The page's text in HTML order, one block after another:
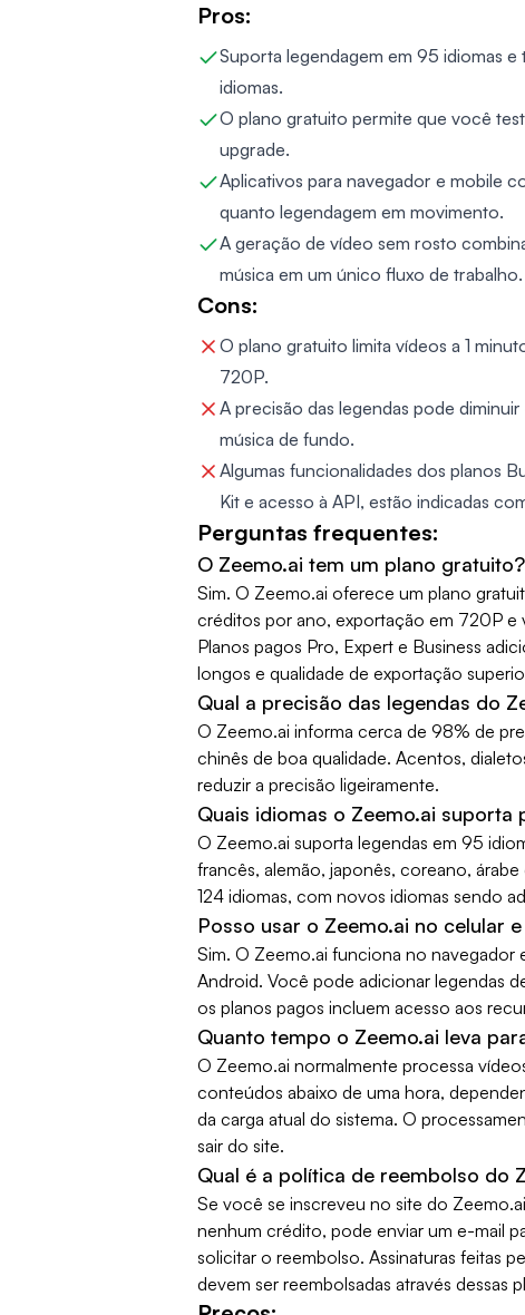
Pros:
Suporta legendagem em 95 idiomas e
idiomas.
O plano gratuito permite que você
upgrade.
Aplicativos para navegador e mobile
quanto legendagem em movimento.
A geração de vídeo sem rosto
música em um único fluxo de trabalho.
Cons:
O plano gratuito limita vídeos a 1
720P.
A precisão das legendas pode
música de fundo.
Algumas funcionalidades dos planos
Kit e acesso à API, estão indicadas
Perguntas frequentes:
O Zeemo.ai tem um plano gratuito?
Sim. O Zeemo.ai oferece um plano
créditos por ano, exportação em 720P e
Planos pagos Pro, Expert e Business
longos e qualidade de exportação
Qual a precisão das legendas do
O Zeemo.ai informa cerca de 98% de
chinês de boa qualidade. Acentos,
reduzir a precisão ligeiramente.
Quais idiomas o Zeemo.ai suporta
O Zeemo.ai suporta legendas em 95
francês, alemão, japonês, coreano,
124 idiomas, com novos idiomas sendo
Posso usar o Zeemo.ai no celular
Sim. O Zeemo.ai funciona no navegador
Android. Você pode adicionar legendas
os planos pagos incluem acesso aos
Quanto tempo o Zeemo.ai leva
O Zeemo.ai normalmente processa
conteúdos abaixo de uma hora,
da carga atual do sistema. O
sair do site.
Qual é a política de reembolso do
Se você se inscreveu no site do
nenhum crédito, pode enviar um e-mail
solicitar o reembolso. Assinaturas feitas
devem ser reembolsadas através dessas